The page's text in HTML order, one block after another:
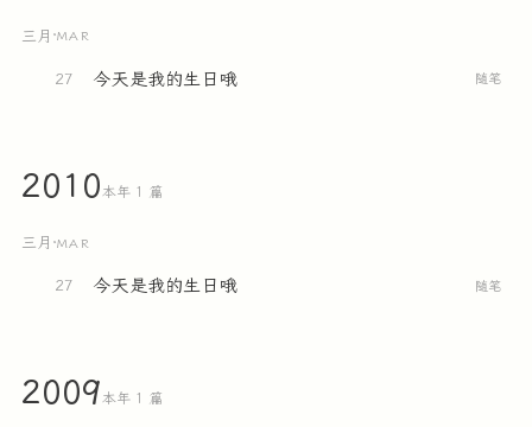
三月 ·MAR
27 今天是我的生日哦 随笔
2010本年 1 篇
三月 ·MAR
27 今天是我的生日哦 随笔
2009本年 1 篇